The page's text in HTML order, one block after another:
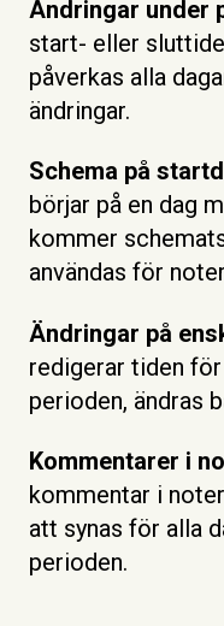
Ändringar under
start- eller
påverkas alla
ändringar.
Schema på
börjar på en dag
kommer
användas för
Ändringar på
redigerar tiden
perioden, ändras
Kommentarer i
kommentar i
att synas för alla
perioden.